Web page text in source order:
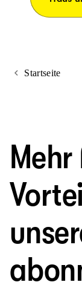
Startseite
Mehr